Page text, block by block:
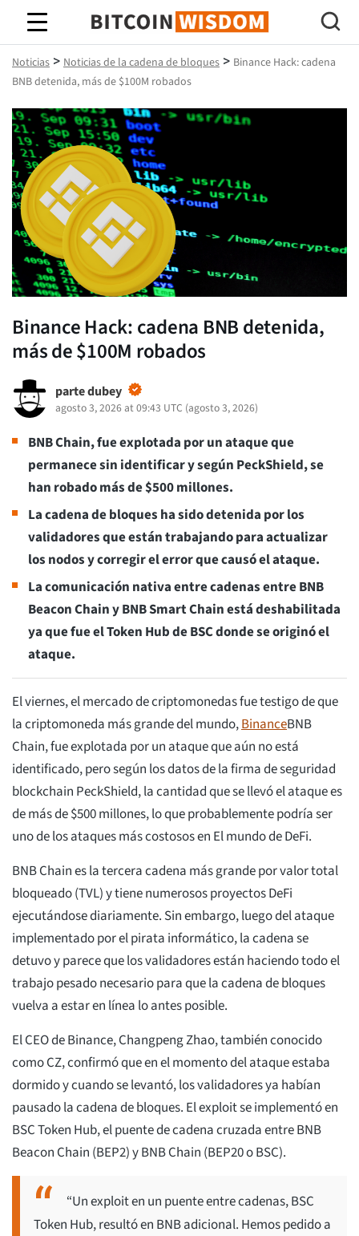
Sabiduría de Bitcoin
Noticias > Noticias de la cadena de bloques > Binance Hack: cadena
BNB detenida, más de $100M robados
Binance Hack: cadena BNB detenida,
más de $100M robados
parte dubey
agosto 3, 2026 at 09:43 UTC (agosto 3, 2026)
BNB Chain, fue explotada por un ataque que
permanece sin identificar y según PeckShield, se
han robado más de $500 millones.
La cadena de bloques ha sido detenida por los
validadores que están trabajando para actualizar
los nodos y corregir el error que causó el ataque.
La comunicación nativa entre cadenas entre BNB
Beacon Chain y BNB Smart Chain está deshabilitada
ya que fue el Token Hub de BSC donde se originó el
ataque.
El viernes, el mercado de criptomonedas fue testigo de que
la criptomoneda más grande del mundo,BinanceBNB
Chain, fue explotada por un ataque que aún no está
identificado, pero según los datos de la firma de seguridad
blockchain PeckShield, la cantidad que se llevó el ataque es
de más de $500 millones, lo que probablemente podría ser
uno de los ataques más costosos en El mundo de DeFi.
BNB Chain es la tercera cadena más grande por valor total
bloqueado (TVL) y tiene numerosos proyectos DeFi
ejecutándose diariamente. Sin embargo, luego del ataque
implementado por el pirata informático, la cadena se
detuvo y parece que los validadores están haciendo todo el
trabajo pesado necesario para que la cadena de bloques
vuelva a estar en línea lo antes posible.
El CEO de Binance, Changpeng Zhao, también conocido
como CZ, confirmó que en el momento del ataque estaba
dormido y cuando se levantó, los validadores ya habían
pausado la cadena de bloques. El exploit se implementó en
BSC Token Hub, el puente de cadena cruzada entre BNB
Beacon Chain (BEP2) y BNB Chain (BEP20 o BSC).
“Un exploit en un puente entre cadenas, BSC
Token Hub, resultó en BNB adicional. Hemos pedido a